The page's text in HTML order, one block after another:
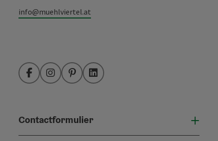
info@muehlviertel.at
FacebookInstagramPinterestLinkedIn
Contactformulier